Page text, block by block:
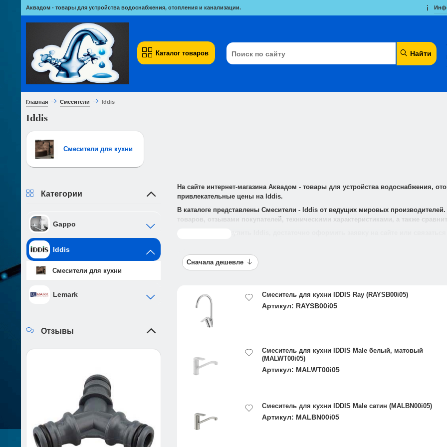
Аквадом - товары для устройства водоснабжения, отопления и канализации.
Каталог товаров Найти
Главная Смесители Iddis
Iddis
Смесители для кухни
На сайте интернет-магазина Аквадом - товары для устройства водоснабжения,
привлекательные цены на Iddis.
В каталоге представлены Смесители - Iddis от ведущих мировых
товаров, отзывами покупателей, техническими характеристиками, а также
Сначала дешевле
Смеситель для кухни IDDIS Ray (RAYSB00i05)
Артикул: RAYSB00i05
Смеситель для кухни IDDIS Male белый, матовый
(MALWT00i05)
Артикул: MALWT00i05
Смеситель для кухни IDDIS Male сатин (MALBN00i05)
Артикул: MALBN00i05
Категории
Gappo
Iddis
Смесители для кухни
Lemark
Отзывы